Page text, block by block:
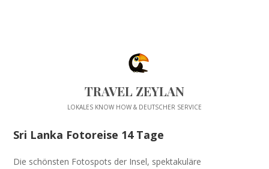
TRAVEL ZEYLAN
LOKALES KNOW HOW & DEUTSCHER SERVICE
Sri Lanka Fotoreise 14 Tage
Die schönsten Fotospots der Insel, spektakuläre